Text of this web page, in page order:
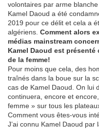
volontaires par arme
Kamel Daoud a été
2019 pour ce délit et cela a
algériens. Comment alors
médias mainstream
Kamel Daoud est
de la femme!
Pour moins que cela, des
traînés dans la boue sur la
cas de Kamel Daoud. On lui
continuera, encore et
femme » sur tous les
Comment vous êtes-vous
J’ai connu Kamel Daoud